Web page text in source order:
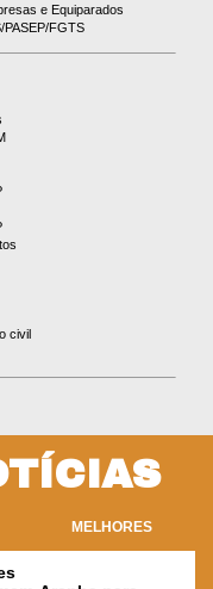
e Equiparados
PASEP/FGTS
civil
MELHORES